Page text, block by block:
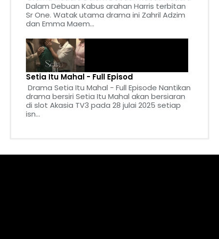
Dalam Debuan Kabus arahan Harris terbitan
Sr One. Watak utama drama ini Zahril Adzim
dan Emma Maem...
Setia Itu Mahal - Full Episod
Drama Setia Itu Mahal - Full Episode Nantikan
drama bersiri Setia Itu Mahal akan bersiaran
di slot Akasia TV3 pada 28 julai 2025 setiap
isn...